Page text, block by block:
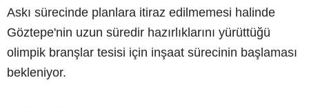
Askı sürecinde planlara itiraz edilmemesi halinde
Göztepe'nin uzun süredir hazırlıklarını yürüttüğü
olimpik branşlar tesisi için inşaat sürecinin başlaması
bekleniyor.